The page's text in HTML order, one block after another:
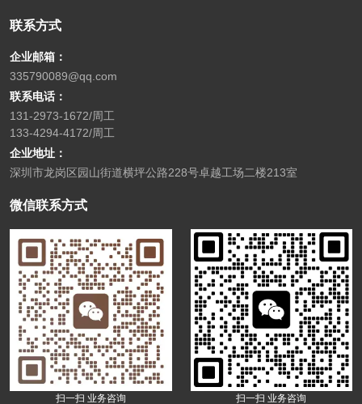
联系方式
企业邮箱：
335790089@qq.com
联系电话：
131-2973-1672/周工
133-4294-4172/周工
企业地址：
深圳市龙岗区园山街道横坪公路228号卓越工场二楼213室
微信联系方式
扫一扫 业务咨询 扫一扫 业务咨询